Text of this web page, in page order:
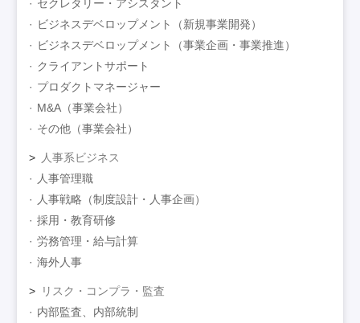
セクレタリー・アシスタント
ビジネスデベロップメント（新規事業開発）
ビジネスデベロップメント（事業企画・事業推進）
クライアントサポート
プロダクトマネージャー
M&A（事業会社）
その他（事業会社）
人事系ビジネス
人事管理職
人事戦略（制度設計・人事企画）
採用・教育研修
労務管理・給与計算
海外人事
リスク・コンプラ・監査
内部監査、内部統制